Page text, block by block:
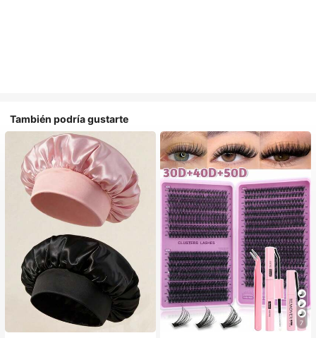
También podría gustarte
#1 Más vendidos
en Multicolor Gorros para el pelo para mujer
Establecido hace 1 año
7